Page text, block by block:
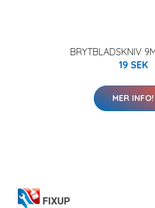
BRYTBLADSKNIV
19 SEK
MER INFO!